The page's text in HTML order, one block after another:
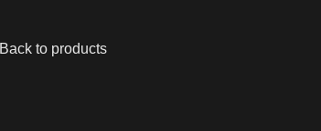
Back to products